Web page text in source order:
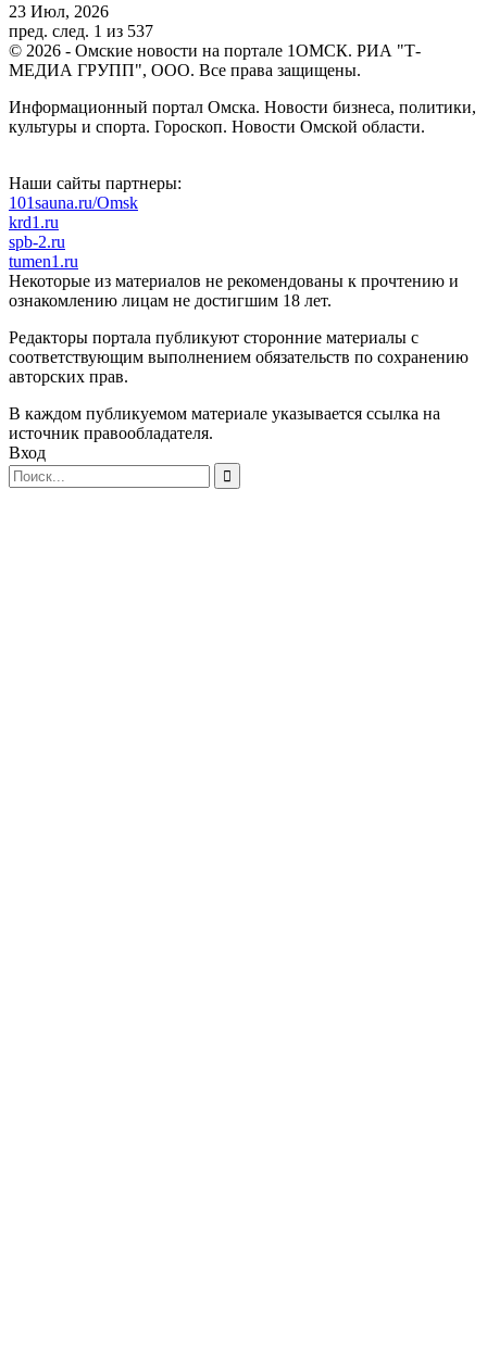
23 Июл, 2026
пред. след. 1 из 537
© 2026 - Омские новости на портале 1ОМСК. РИА "Т-
МЕДИА ГРУПП", ООО. Все права защищены.
Информационный портал Омска. Новости бизнеса, политики,
культуры и спорта. Гороскоп. Новости Омской области.
Наши сайты партнеры:
101sauna.ru/Omsk
krd1.ru
spb-2.ru
tumen1.ru
Некоторые из материалов не рекомендованы к прочтению и
ознакомлению лицам не достигшим 18 лет.
Редакторы портала публикуют сторонние материалы с
соответствующим выполнением обязательств по сохранению
авторских прав.
В каждом публикуемом материале указывается ссылка на
источник правообладателя.
Вход